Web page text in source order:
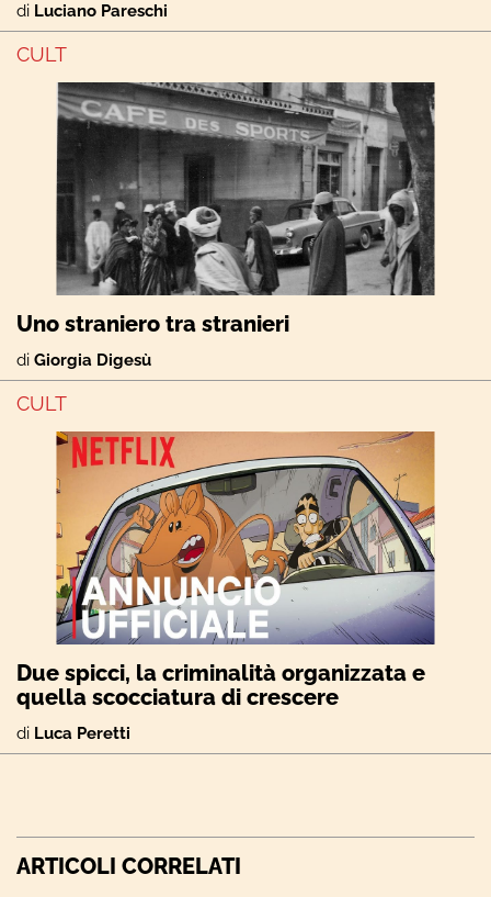
di Luciano Pareschi
CULT
Uno straniero tra stranieri
di Giorgia Digesù
CULT
Due spicci, la criminalità organizzata e
quella scocciatura di crescere
di Luca Peretti
ARTICOLI CORRELATI